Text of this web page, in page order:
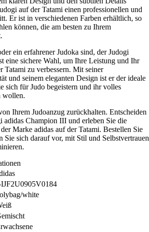
auf der Tatami einen professionellen und
Er ist in verschiedenen Farben erhältlich, so
können, die am besten zu Ihrem
ein erfahrener Judoka sind, der Judogi
eine sichere Wahl, um Ihre Leistung und Ihr
Tatami zu verbessern. Mit seiner
und seinem eleganten Design ist er der ideale
sich für Judo begeistern und ihr volles
wollen.
Ihrem Judoanzug zurückhalten. Entscheiden
adidas Champion III und erleben Sie die
Marke adidas auf der Tatami. Bestellen Sie
Sie sich darauf vor, mit Stil und Selbstvertrauen
IJF2U0905V0184
white